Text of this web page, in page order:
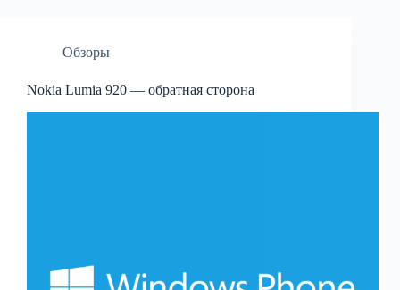
Обзоры
Nokia Lumia 920 — обратная сторона